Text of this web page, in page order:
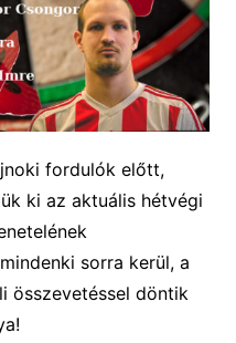
fordulók előtt,
ki az aktuális hétvégi
sorra kerül, a
összevetéssel döntik